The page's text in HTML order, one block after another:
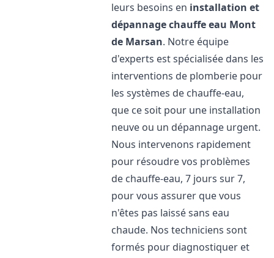
leurs besoins en installation et
dépannage chauffe eau Mont
de Marsan. Notre équipe
d'experts est spécialisée dans les
interventions de plomberie pour
les systèmes de chauffe-eau,
que ce soit pour une installation
neuve ou un dépannage urgent.
Nous intervenons rapidement
pour résoudre vos problèmes
de chauffe-eau, 7 jours sur 7,
pour vous assurer que vous
n'êtes pas laissé sans eau
chaude. Nos techniciens sont
formés pour diagnostiquer et